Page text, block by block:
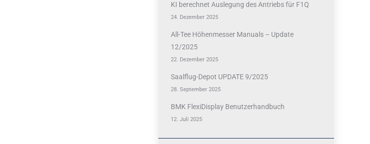
KI berechnet Auslegung des Antriebs für F1Q
24. Dezember 2025
All-Tee Höhenmesser Manuals – Update
12/2025
22. Dezember 2025
Saalflug-Depot UPDATE 9/2025
28. September 2025
BMK FlexiDisplay Benutzerhandbuch
12. Juli 2025